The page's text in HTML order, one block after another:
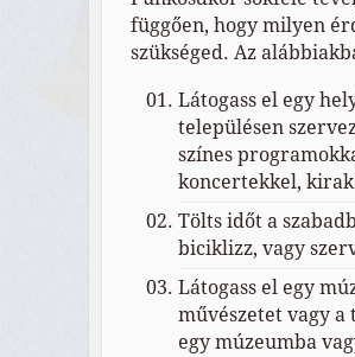
függően, hogy milyen
szükséged. Az
Látogass el egy
településen
színes
koncertekkel,
Tölts időt a
biciklizz, vagy
Látogass el egy
művészetet vagy
egy múzeumba